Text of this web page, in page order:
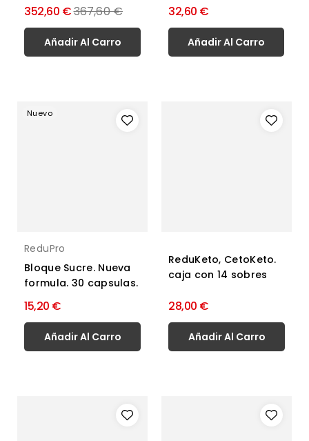
352,60 €Precio
normal
367,60 €
Añadir Al Carro
32,60 €
Añadir Al Carro
Nuevo
ReduPro
Bloque Sucre. Nueva
formula. 30 capsulas.
15,20 €
Añadir Al Carro
ReduKeto, CetoKeto.
caja con 14 sobres
28,00 €
Añadir Al Carro